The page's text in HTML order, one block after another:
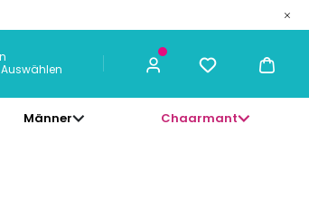
Männer Chaarmant
33,29 €ICH KAUFE